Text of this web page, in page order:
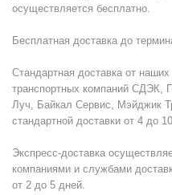
осуществляется бесплатно.
Бесплатная доставка до
Стандартная доставка от
транспортных компаний СДЭК,
Луч, Байкал Сервис, Мэйджик
стандартной доставки от 4 до
Экспресс-доставка
компаниями и службами
от 2 до 5 дней.